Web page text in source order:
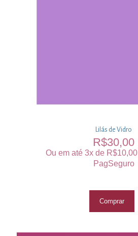
Lilás de Vidro
R$30,00
Ou em até 3x de R$10,00
PagSeguro
Comprar